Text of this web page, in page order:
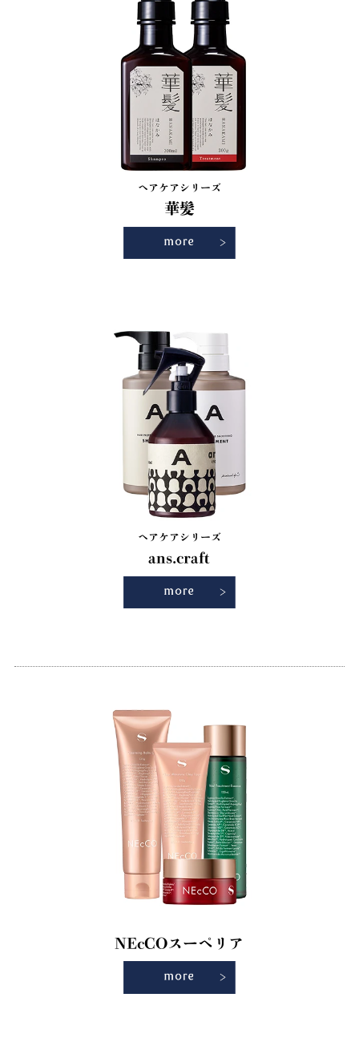
ヘアケアシリーズ
華髪
ヘアケアシリーズ
ans.craft
NEcCOスーペリア